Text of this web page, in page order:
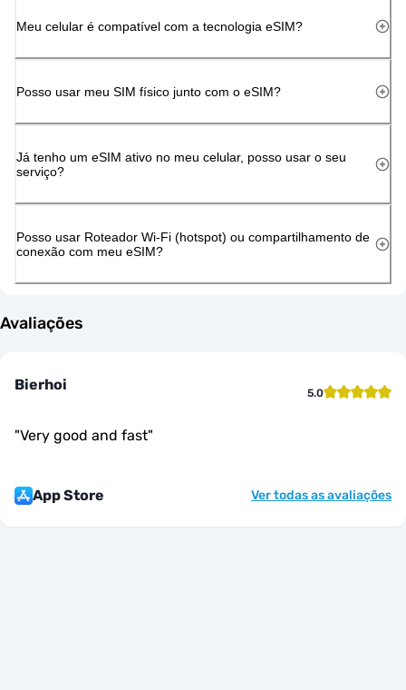
Meu celular é compatível com a tecnologia eSIM?
Posso usar meu SIM físico junto com o eSIM?
Já tenho um eSIM ativo no meu celular, posso usar o seu
serviço?
Posso usar Roteador Wi-Fi (hotspot) ou compartilhamento de
conexão com meu eSIM?
Avaliações
Bierhoi 5.0
"Very good and fast"
App Store Ver todas as avaliações